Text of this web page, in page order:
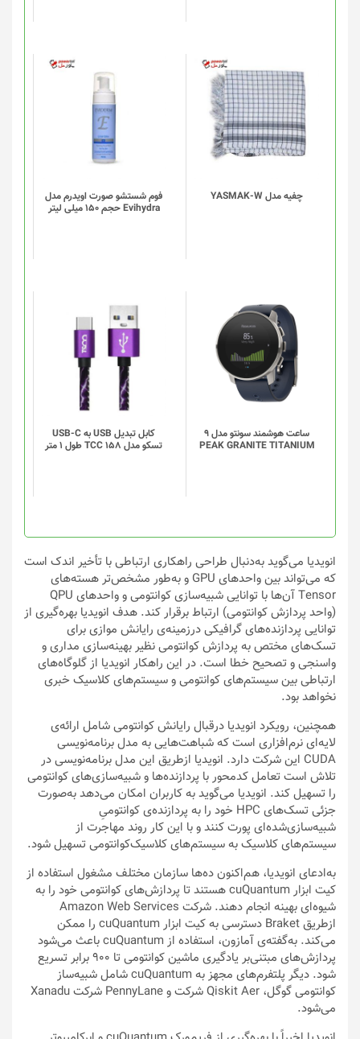
چفیه مدل YASMAK-W
فوم شستشو صورت اویدرم مدل
Evihydra حجم 150 میلی لیتر
ساعت هوشمند سونتو مدل 9
PEAK GRANITE TITANIUM
این
محصول
دارای
انواع
مختلفی
می
گزینه
ها
محصول
انتخاب
شوند
کابل تبدیل USB به USB-C
تسکو مدل TCC 158 طول 1 متر
انویدیا می‌گوید به‌دنبال طراحی راهکاری ارتباطی با تأخیر اندک است
که می‌تواند بین واحدهای GPU و به‌طور مشخص‌تر هسته‌های
Tensor آن‌ها با توانایی شبیه‌سازی کوانتومی و واحدهای QPU
(واحد پردازش کوانتومی) ارتباط برقرار کند. هدف انویدیا بهره‌گیری از
توانایی پردازنده‌های گرافیکی درزمینه‌ی رایانش موازی برای
تسک‌های مختص‌ به پردازش کوانتومی نظیر بهینه‌سازی مداری و
واسنجی و تصحیح خطا است. در این راهکار انویدیا از گلوگاه‌های
ارتباطی بین سیستم‌های کوانتومی و سیستم‌های کلاسیک خبری
نخواهد بود.
همچنین، رویکرد انویدیا درقبال رایانش کوانتومی شامل ارائه‌ی
لایه‌ای نرم‌افزاری است که شباهت‌هایی به مدل‌ برنامه‌نویسی
CUDA این شرکت دارد. انویدیا ازطریق این مدل برنامه‌نویسی در
تلاش است تعامل کد‌محور با پردازنده‌ها و شبیه‌سازی‌های کوانتومی
را تسهیل کند. انویدیا می‌گوید به کاربران امکان می‌دهد به‌صورت
جزئی تسک‌های HPC خود را به پردازنده‌ی کوانتومیِ
شبیه‌سازی‌شده‌ای پورت کنند و با این کار روند مهاجرت از
سیستم‌های کلاسیک به سیستم‌های کلاسیک‌کوانتومی تسهیل شود.
به‌ادعای انویدیا، هم‌اکنون ده‌ها سازمان مختلف مشغول استفاده از
کیت ابزار cuQuantum هستند تا پردازش‌های کوانتومی خود را به
شیوه‌ای بهینه انجام دهند. شرکت Amazon Web Services
ازطریق Braket دسترسی به کیت ابزار cuQuantum را ممکن
می‌کند. به‌گفته‌ی آمازون، استفاده از cuQuantum باعث می‌شود
پردازش‌های مبتنی‌بر یادگیری ماشین کوانتومی تا ۹۰۰ برابر تسریع
شود. دیگر پلتفرم‌های مجهز به cuQuantum شامل شبیه‌ساز
کوانتومی گوگل، Qiskit Aer شرکت و PennyLane شرکت Xanadu
می‌شود.